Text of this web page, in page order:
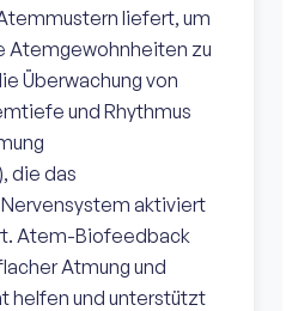
liefert, um
Atemgewohnheiten zu
Überwachung von
und Rhythmus
die das
aktiviert
Atem-Biofeedback
Atmung und
helfen und unterstützt